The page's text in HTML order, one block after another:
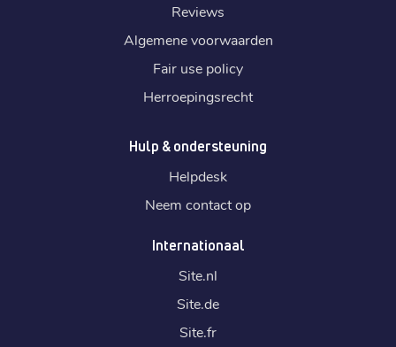
Reviews
Algemene voorwaarden
Fair use policy
Herroepingsrecht
Hulp & ondersteuning
Helpdesk
Neem contact op
Internationaal
Site.nl
Site.de
Site.fr